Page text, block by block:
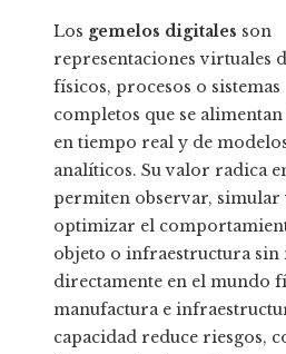
Los gemelos digitales son
representaciones virtuales
físicos, procesos o sistemas
completos que se alimentan
en tiempo real y de
analíticos. Su valor radica
permiten observar, simular
optimizar el
objeto o infraestructura
directamente en el mundo
manufactura e
capacidad reduce riesgos,